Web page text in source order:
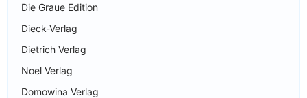
Die Graue Edition
Dieck-Verlag
Dietrich Verlag
Noel Verlag
Domowina Verlag